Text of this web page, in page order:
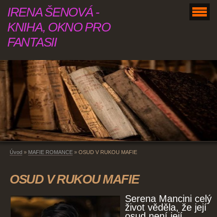
IRENA ŠENOVÁ -
KNIHA, OKNO PRO
FANTASII
Úvod » MAFIE ROMANCE » OSUD V RUKOU MAFIE
OSUD V RUKOU MAFIE
Serena Mancini celý
život věděla, že její